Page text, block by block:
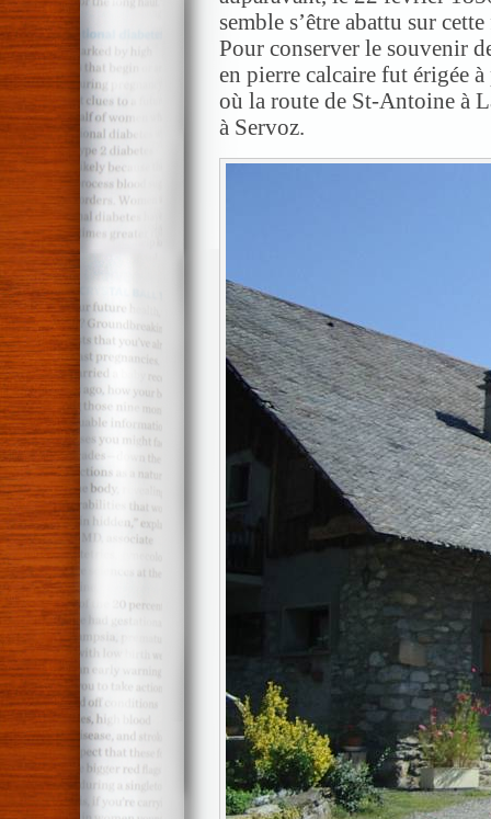
semble s’être abattu sur
Pour conserver le souvenir
en pierre calcaire fut érigée
où la route de St-Antoine à
à Servoz.